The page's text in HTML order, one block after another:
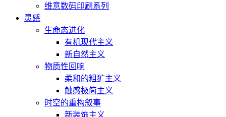
维意数码印刷系列
灵感
生命态进化
有机现代主义
新自然主义
物质性回响
柔和的粗犷主义
触感极简主义
时空的重构叙事
新装饰主义